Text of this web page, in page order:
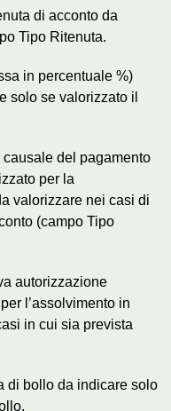
di acconto da
Tipo Ritenuta.
in percentuale %)
solo se valorizzato il
del pagamento
per la
valorizzare nei casi di
(campo Tipo
autorizzazione
l’assolvimento in
in cui sia prevista
di bollo da indicare solo